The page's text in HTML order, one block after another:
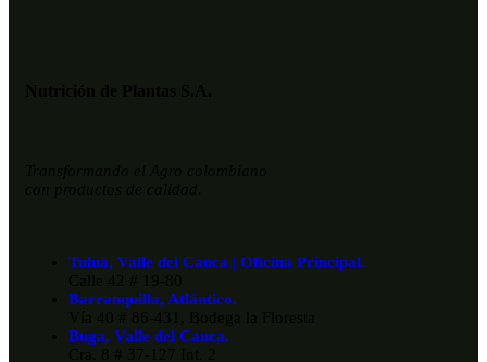
Tuluá, Valle del Cauca | Oficina Principal.
Barranquilla, Atlántico.
Buga, Valle del Cauca.